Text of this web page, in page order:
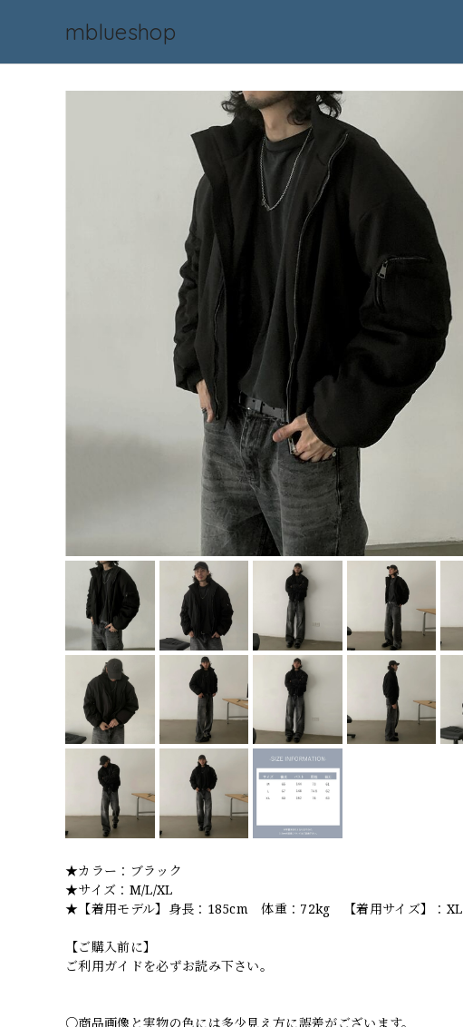
mblueshop
★カラー：ブラック
★サイズ：M/L/XL
★【着用モデル】身長：185cm 体重：72kg 【着用サイズ】：XL
【ご購入前に】
ご利用ガイドを必ずお読み下さい。
○商品画像と実物の色には多少見え方に誤差がございます。